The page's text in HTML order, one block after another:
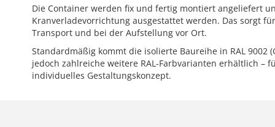
Die Container werden fix und fertig montiert angeliefert
Kranverladevorrichtung ausgestattet werden. Das sorgt
Transport und bei der Aufstellung vor Ort.
Standardmäßig kommt die isolierte Baureihe in RAL 9002
jedoch zahlreiche weitere RAL-Farbvarianten erhältlich –
individuelles Gestaltungskonzept.